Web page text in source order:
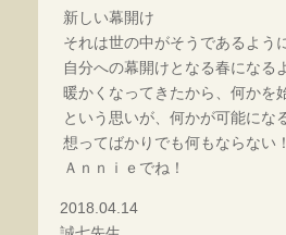
新しい幕開け
それは世の中がそうであるよう
自分への幕開けとなる春になる
暖かくなってきたから、何かを
という思いが、何かが可能にな
想ってばかりでも何もならない
Ａｎｎｉｅでね！
2018.04.14